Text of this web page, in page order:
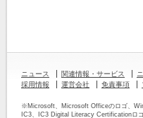
ニュース 関連情報・サービス
採用情報
運営会社 免責事項
※Microsoft、Microsoft Officeのロゴ、
IC3、IC3 Digital Literacy Certificationロ